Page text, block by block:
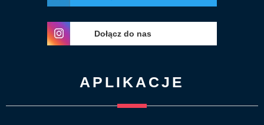
Dołącz do nas
APLIKACJE